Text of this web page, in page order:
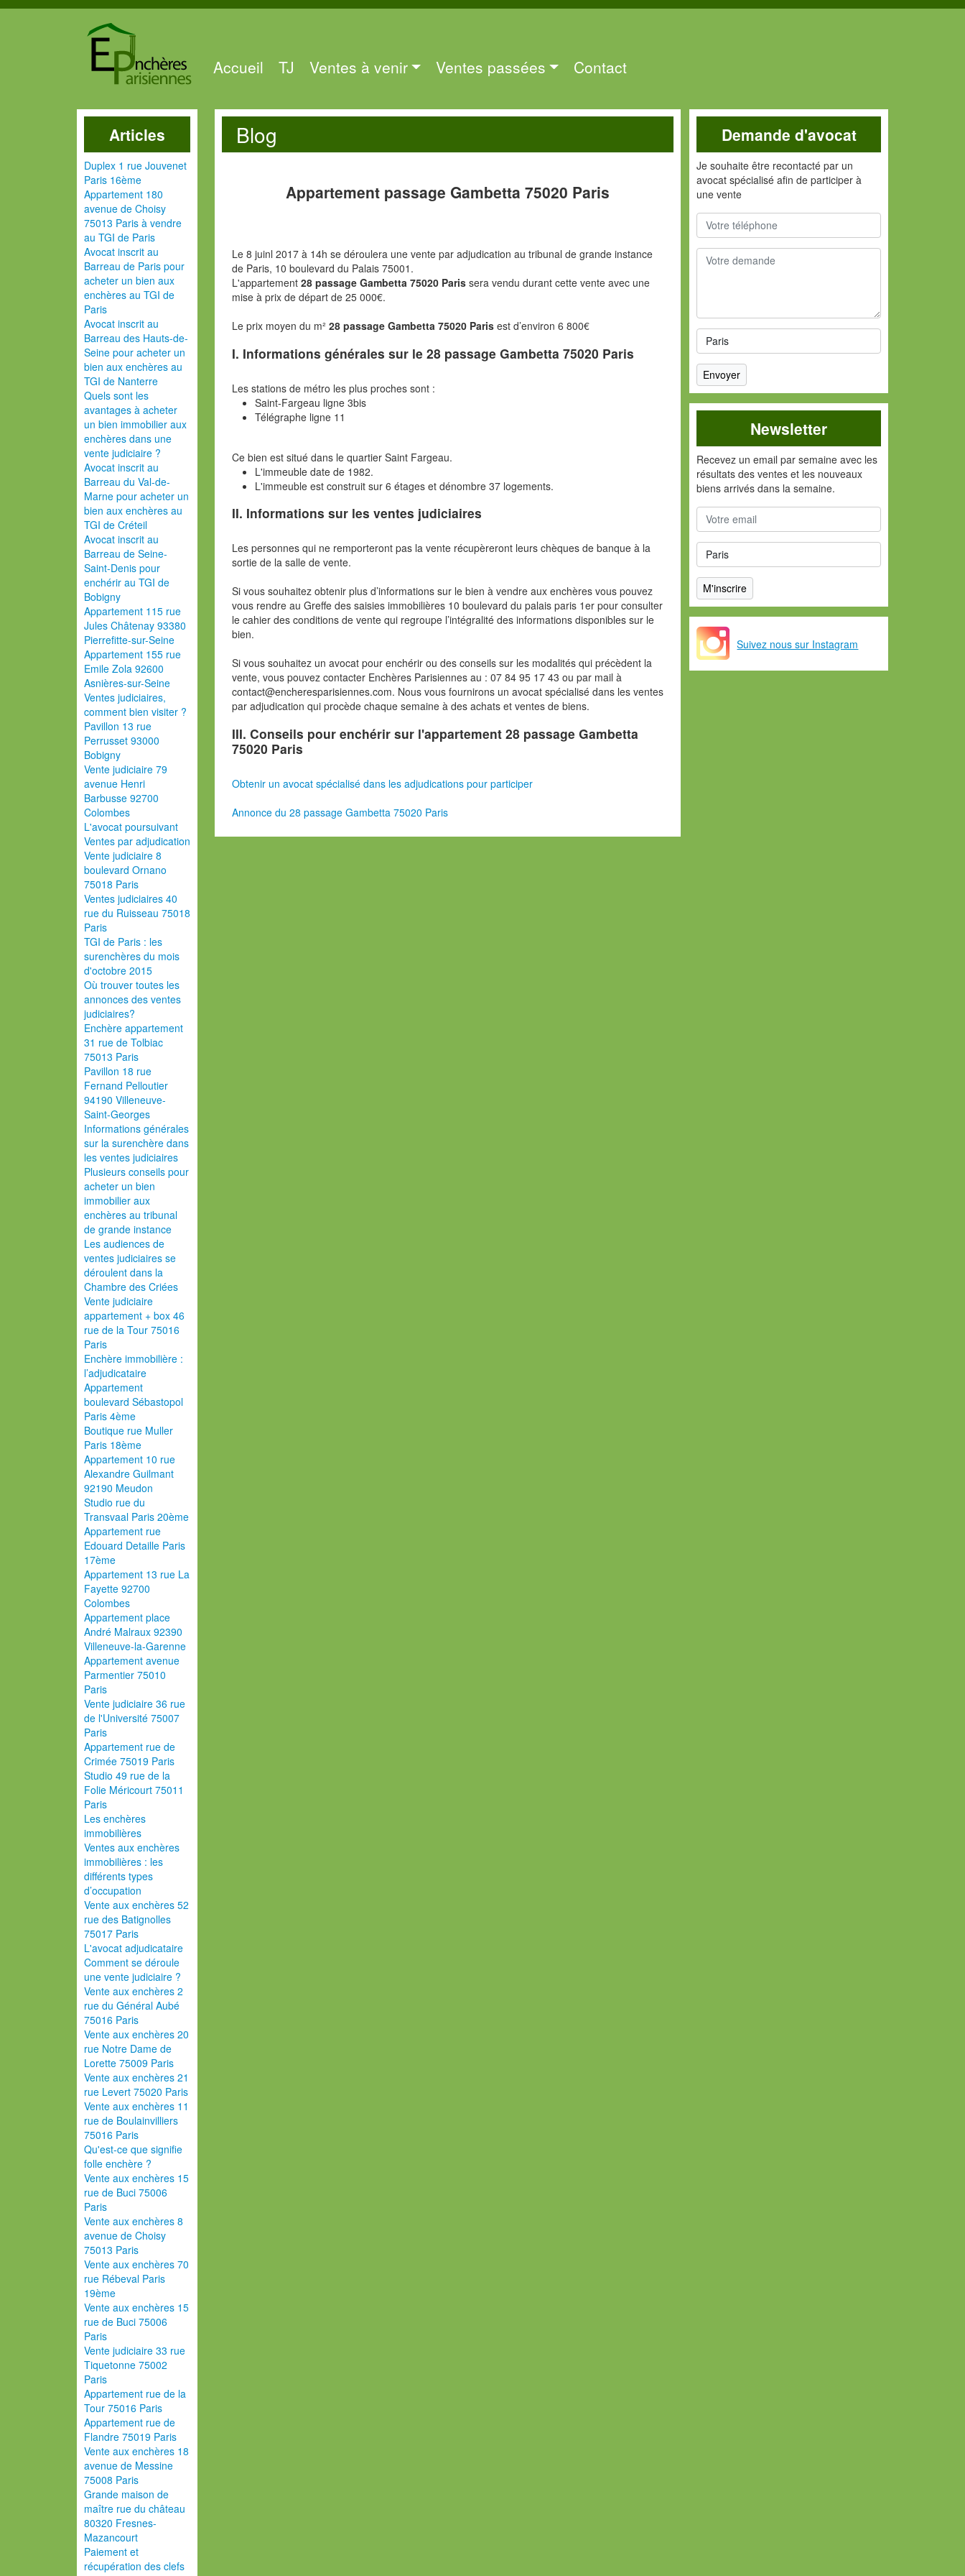
Accueil TJ Ventes à venir Ventes passées Contact
Articles
Duplex 1 rue Jouvenet
Paris 16ème
Appartement 180
avenue de Choisy
75013 Paris à vendre
au TGI de Paris
Avocat inscrit au
Barreau de Paris pour
acheter un bien aux
enchères au TGI de
Paris
Avocat inscrit au
Barreau des Hauts-de-
Seine pour acheter un
bien aux enchères au
TGI de Nanterre
Quels sont les
avantages à acheter
un bien immobilier aux
enchères dans une
vente judiciaire ?
Avocat inscrit au
Barreau du Val-de-
Marne pour acheter un
bien aux enchères au
TGI de Créteil
Avocat inscrit au
Barreau de Seine-
Saint-Denis pour
enchérir au TGI de
Bobigny
Appartement 115 rue
Jules Châtenay 93380
Pierrefitte-sur-Seine
Appartement 155 rue
Emile Zola 92600
Asnières-sur-Seine
Ventes judiciaires,
comment bien visiter ?
Pavillon 13 rue
Perrusset 93000
Bobigny
Vente judiciaire 79
avenue Henri
Barbusse 92700
Colombes
L'avocat poursuivant
Ventes par adjudication
Vente judiciaire 8
boulevard Ornano
75018 Paris
Ventes judiciaires 40
rue du Ruisseau 75018
Paris
TGI de Paris : les
surenchères du mois
d'octobre 2015
Où trouver toutes les
annonces des ventes
judiciaires?
Enchère appartement
31 rue de Tolbiac
75013 Paris
Pavillon 18 rue
Fernand Pelloutier
94190 Villeneuve-
Saint-Georges
Informations générales
sur la surenchère dans
les ventes judiciaires
Plusieurs conseils pour
acheter un bien
immobilier aux
enchères au tribunal
de grande instance
Les audiences de
ventes judiciaires se
déroulent dans la
Chambre des Criées
Vente judiciaire
appartement + box 46
rue de la Tour 75016
Paris
Enchère immobilière :
l’adjudicataire
Appartement
boulevard Sébastopol
Paris 4ème
Boutique rue Muller
Paris 18ème
Appartement 10 rue
Alexandre Guilmant
92190 Meudon
Studio rue du
Transvaal Paris 20ème
Appartement rue
Edouard Detaille Paris
17ème
Appartement 13 rue La
Fayette 92700
Colombes
Appartement place
André Malraux 92390
Villeneuve-la-Garenne
Appartement avenue
Parmentier 75010
Paris
Vente judiciaire 36 rue
de l'Université 75007
Paris
Appartement rue de
Crimée 75019 Paris
Studio 49 rue de la
Folie Méricourt 75011
Paris
Les enchères
immobilières
Ventes aux enchères
immobilières : les
différents types
d’occupation
Vente aux enchères 52
rue des Batignolles
75017 Paris
L'avocat adjudicataire
Comment se déroule
une vente judiciaire ?
Vente aux enchères 2
rue du Général Aubé
75016 Paris
Vente aux enchères 20
rue Notre Dame de
Lorette 75009 Paris
Vente aux enchères 21
rue Levert 75020 Paris
Vente aux enchères 11
rue de Boulainvilliers
75016 Paris
Qu'est-ce que signifie
folle enchère ?
Vente aux enchères 15
rue de Buci 75006
Paris
Vente aux enchères 8
avenue de Choisy
75013 Paris
Vente aux enchères 70
rue Rébeval Paris
19ème
Vente aux enchères 15
rue de Buci 75006
Paris
Vente judiciaire 33 rue
Tiquetonne 75002
Paris
Appartement rue de la
Tour 75016 Paris
Appartement rue de
Flandre 75019 Paris
Vente aux enchères 18
avenue de Messine
75008 Paris
Grande maison de
maître rue du château
80320 Fresnes-
Mazancourt
Paiement et
récupération des clefs
Blog
Appartement passage Gambetta 75020 Paris
Le 8 juinl 2017 à 14h se déroulera une vente par adjudication au tribunal de grande instance
de Paris, 10 boulevard du Palais 75001.
L'appartement28 passage Gambetta 75020 Parissera vendu durant cette vente avec une
mise à prix de départ de 25 000€.
Le prix moyen du m²28 passage Gambetta 75020 Parisest d’environ 6 800€
I. Informations générales sur le28 passage Gambetta 75020 Paris
Les stations de métro les plus proches sont :
Saint-Fargeau ligne 3bis
Télégraphe ligne 11
Ce bien est situé dans le quartier Saint Fargeau.
L'immeuble date de 1982.
L'immeuble est construit sur 6 étages et dénombre 37 logements.
II. Informations sur les ventes judiciaires
Les personnes qui ne remporteront pas la vente récupèreront leurs chèques de banque à la
sortie de la salle de vente.
Si vous souhaitez obtenir plus d’informations sur le bien à vendre aux enchères vous pouvez
vous rendre au Greffe des saisies immobilières 10 boulevard du palais paris 1er pour consulter
le cahier des conditions de vente qui regroupe l’intégralité des informations disponibles sur le
bien.
Si vous souhaitez un avocat pour enchérir ou des conseils sur les modalités qui précèdent la
vente, vous pouvez contacter Enchères Parisiennes au : 07 84 95 17 43 ou par mail à
contact@encheresparisiennes.com. Nous vous fournirons un avocat spécialisé dans les ventes
par adjudication qui procède chaque semaine à des achats et ventes de biens.
III. Conseils pour enchérir sur l'appartement 28 passage Gambetta
75020 Paris
Obtenir un avocat spécialisé dans les adjudications pour participer
Annonce du 28 passage Gambetta 75020 Paris
Demande d'avocat
Je souhaite être recontacté par un
avocat spécialisé afin de participer à
une vente
Newsletter
Recevez un email par semaine avec les
résultats des ventes et les nouveaux
biens arrivés dans la semaine.
Suivez nous sur Instagram